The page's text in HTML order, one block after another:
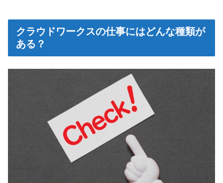
クラウドワークスの仕事にはどんな種類が
ある？